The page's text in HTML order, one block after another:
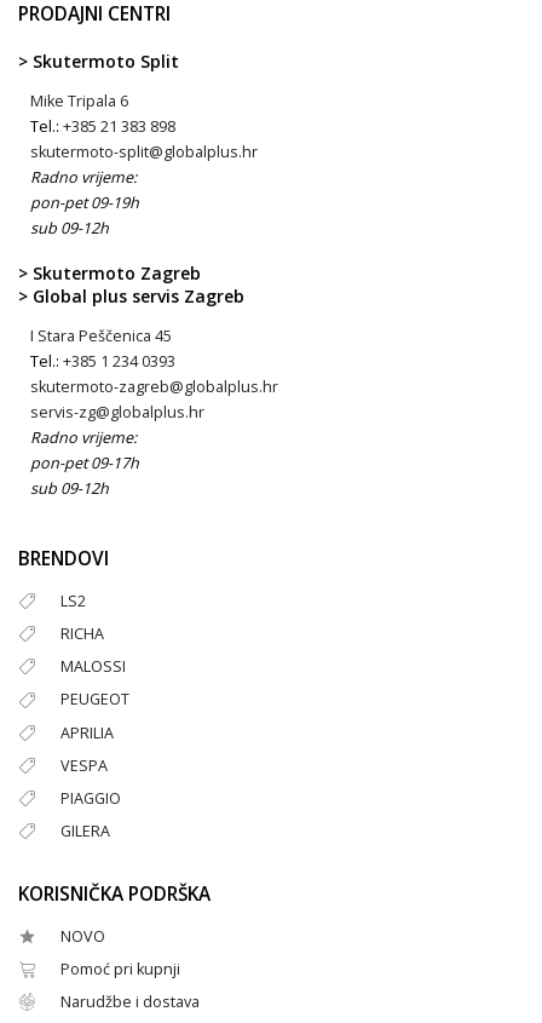
PRODAJNI CENTRI
> Skutermoto Split
Mike Tripala 6
Tel.: +385 21 383 898
skutermoto-split@globalplus.hr
Radno vrijeme:
pon-pet 09-19h
sub 09-12h
> Skutermoto Zagreb
> Global plus servis Zagreb
I Stara Peščenica 45
Tel.: +385 1 234 0393
skutermoto-zagreb@globalplus.hr
servis-zg@globalplus.hr
Radno vrijeme:
pon-pet 09-17h
sub 09-12h
BRENDOVI
LS2
RICHA
MALOSSI
PEUGEOT
APRILIA
VESPA
PIAGGIO
GILERA
KORISNIČKA PODRŠKA
NOVO
Pomoć pri kupnji
Narudžbe i dostava